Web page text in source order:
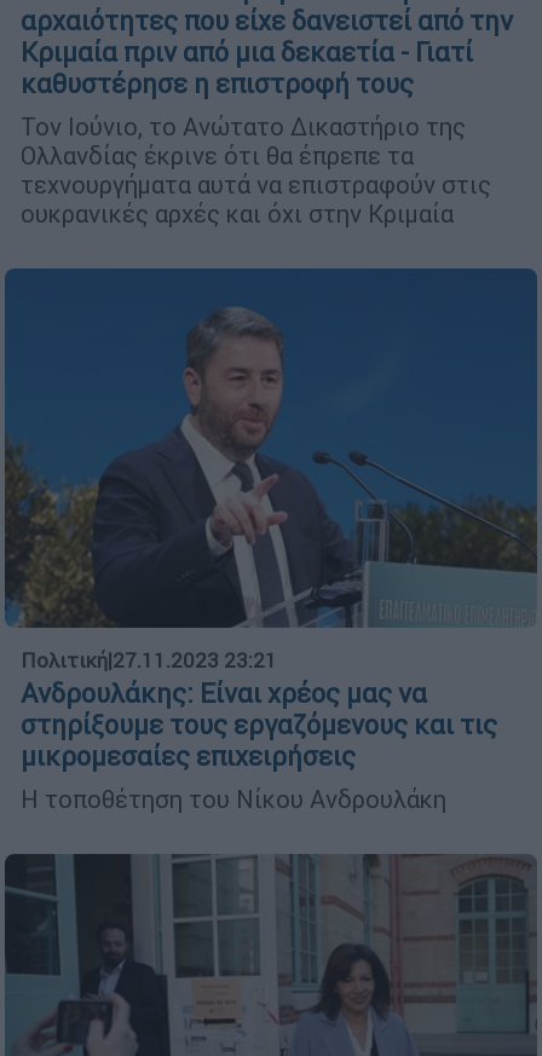
αρχαιότητες που είχε δανειστεί από την
Κριμαία πριν από μια δεκαετία - Γιατί
καθυστέρησε η επιστροφή τους
Τον Ιούνιο, το Ανώτατο Δικαστήριο της
Ολλανδίας έκρινε ότι θα έπρεπε τα
τεχνουργήματα αυτά να επιστραφούν στις
ουκρανικές αρχές και όχι στην Κριμαία
Πολιτική|27.11.2023 23:21
Ανδρουλάκης: Είναι χρέος μας να
στηρίξουμε τους εργαζόμενους και τις
μικρομεσαίες επιχειρήσεις
Η τοποθέτηση του Νίκου Ανδρουλάκη